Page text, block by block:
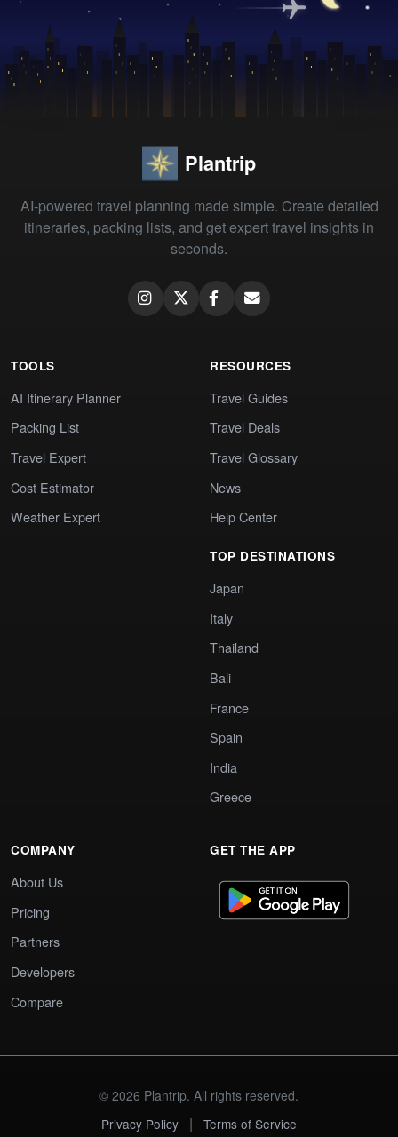
Plantrip
AI-powered travel planning made simple. Create detailed
itineraries, packing lists, and get expert travel insights in
seconds.
TOOLS
AI Itinerary Planner
Packing List
Travel Expert
Cost Estimator
Weather Expert
RESOURCES
Travel Guides
Travel Deals
Travel Glossary
News
Help Center
TOP DESTINATIONS
Japan
Italy
Thailand
Bali
France
Spain
India
Greece
COMPANY
About Us
Pricing
Partners
Developers
Compare
GET THE APP
© 2026 Plantrip. All rights reserved.
Privacy Policy
| Terms of Service